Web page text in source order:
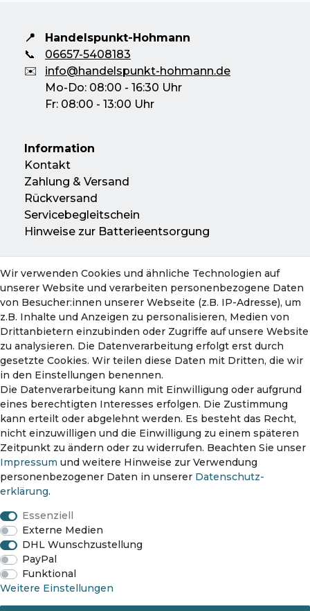
📍
Handelspunkt-Hohmann
📞
06657-5408183
✉️
info@handelspunkt-hohmann.de
Mo-Do: 08:00 - 16:30 Uhr
Fr: 08:00 - 13:00 Uhr
Information
Kontakt
Zahlung & Versand
Rückversand
Servicebegleitschein
Hinweise zur Batterieentsorgung
Konto
Mein Konto
Warenkorb
Zahlungsmethoden
Impressum
Wir verwenden Cookies und ähnliche Technologien auf
unserer Website und verarbeiten personenbezogene Daten
von Besucher:innen unserer Webseite (z.B. IP-Adresse), um
z.B. Inhalte und Anzeigen zu personalisieren, Medien von
Drittanbietern einzubinden oder Zugriffe auf unsere Website
zu analysieren. Die Datenverarbeitung erfolgt erst durch
gesetzte Cookies. Wir teilen diese Daten mit Dritten, die wir
in den Einstellungen benennen.
Die Datenverarbeitung kann mit Einwilligung oder aufgrund
eines berechtigten Interesses erfolgen. Die Zustimmung
kann erteilt oder abgelehnt werden. Es besteht das Recht,
nicht einzuwilligen und die Einwilligung zu einem späteren
Zeitpunkt zu ändern oder zu widerrufen. Beachten Sie unser
Impressum und weitere Hinweise zur Verwendung
personenbezogener Daten in unserer Daten­schutz­
erklärung.
Essenziell
Externe Medien
DHL Wunschzustellung
PayPal
Funktional
Weitere Einstellungen